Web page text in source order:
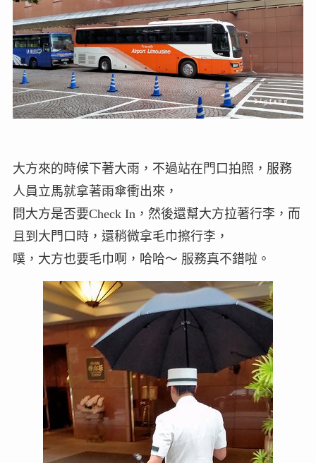
大方來的時候下著大雨，不過站在門口拍照，服務
人員立馬就拿著雨傘衝出來，
問大方是否要Check In，然後還幫大方拉著行李，而
且到大門口時，還稍微拿毛巾擦行李，
噗，大方也要毛巾啊，哈哈～ 服務真不錯啦。